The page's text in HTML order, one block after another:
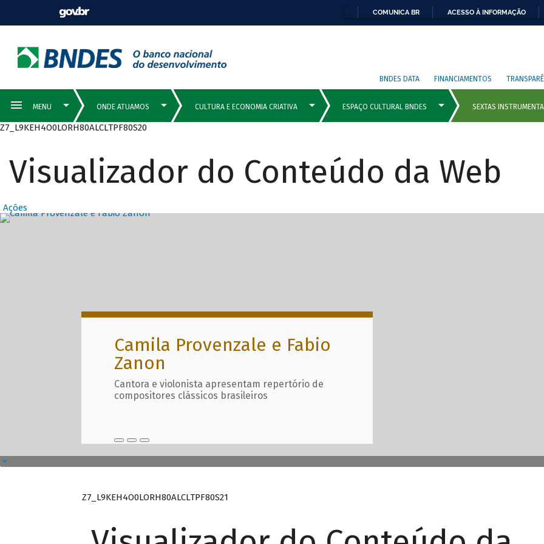
COMUNICA BR ACESSO À INFORMAÇÃO
BNDES DATA FINANCIAMENTOS
Z7_L9KEH4O0LORH80ALCLTPF80S20
Visualizador do Conteúdo da Web
Ações
Destaques Principais com
Camila Provenzale e Fabio
Zanon
Cantora e violonista apresentam repertório de
compositores clássicos brasileiros
Z7_L9KEH4O0LORH80ALCLTPF80S21